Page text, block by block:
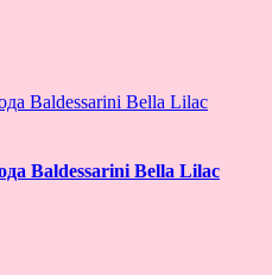
Baldessarini Bella Lilac